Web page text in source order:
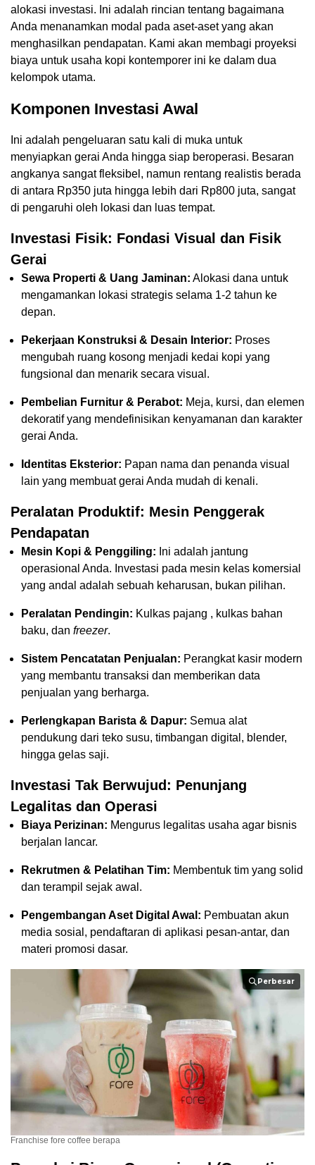
alokasi investasi. Ini adalah rincian tentang bagaimana
Anda menanamkan modal pada aset-aset yang akan
menghasilkan pendapatan. Kami akan membagi proyeksi
biaya untuk usaha kopi kontemporer ini ke dalam dua
kelompok utama.
Komponen Investasi Awal
Ini adalah pengeluaran satu kali di muka untuk
menyiapkan gerai Anda hingga siap beroperasi. Besaran
angkanya sangat fleksibel, namun rentang realistis berada
di antara Rp350 juta hingga lebih dari Rp800 juta, sangat
di pengaruhi oleh lokasi dan luas tempat.
Investasi Fisik: Fondasi Visual dan Fisik
Gerai
Sewa Properti & Uang Jaminan: Alokasi dana untuk
mengamankan lokasi strategis selama 1-2 tahun ke
depan.
Pekerjaan Konstruksi & Desain Interior: Proses
mengubah ruang kosong menjadi kedai kopi yang
fungsional dan menarik secara visual.
Pembelian Furnitur & Perabot: Meja, kursi, dan elemen
dekoratif yang mendefinisikan kenyamanan dan karakter
gerai Anda.
Identitas Eksterior: Papan nama dan penanda visual
lain yang membuat gerai Anda mudah di kenali.
Peralatan Produktif: Mesin Penggerak
Pendapatan
Mesin Kopi & Penggiling: Ini adalah jantung
operasional Anda. Investasi pada mesin kelas komersial
yang andal adalah sebuah keharusan, bukan pilihan.
Peralatan Pendingin: Kulkas pajang , kulkas bahan
baku, dan freezer.
Sistem Pencatatan Penjualan: Perangkat kasir modern
yang membantu transaksi dan memberikan data
penjualan yang berharga.
Perlengkapan Barista & Dapur: Semua alat
pendukung dari teko susu, timbangan digital, blender,
hingga gelas saji.
Investasi Tak Berwujud: Penunjang
Legalitas dan Operasi
Biaya Perizinan: Mengurus legalitas usaha agar bisnis
berjalan lancar.
Rekrutmen & Pelatihan Tim: Membentuk tim yang solid
dan terampil sejak awal.
Pengembangan Aset Digital Awal: Pembuatan akun
media sosial, pendaftaran di aplikasi pesan-antar, dan
materi promosi dasar.
Perbesar
Franchise fore coffee berapa